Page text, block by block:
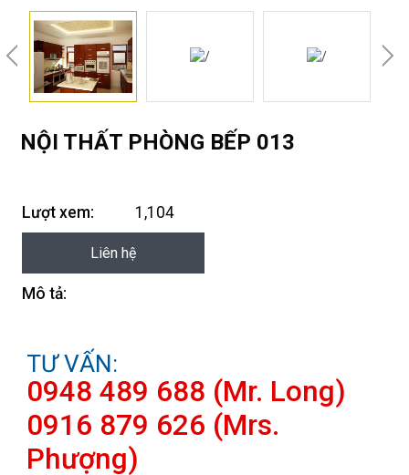
NỘI THẤT PHÒNG BẾP 013
Lượt xem: 1,104
Liên hệ
Mô tả:
TƯ VẤN:
0948 489 688 (Mr. Long)
0916 879 626 (Mrs.
Phượng)